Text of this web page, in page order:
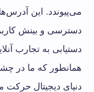
می‌پیوندد. این
دسترسی و بینش
دستیابی به تجارب
همانطور که ما در
دنیای دیجیتال